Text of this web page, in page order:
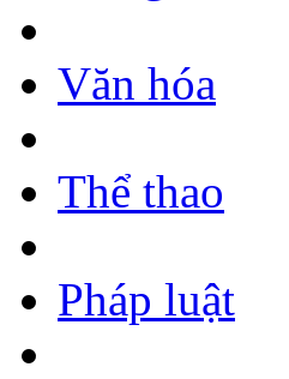
Văn hóa
Thể thao
Pháp luật